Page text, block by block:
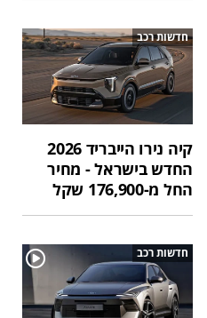
חדשות רכב
קיה נירו הייבריד 2026
החדש בישראל - מחיר
החל מ-176,900 שקל
חדשות רכב